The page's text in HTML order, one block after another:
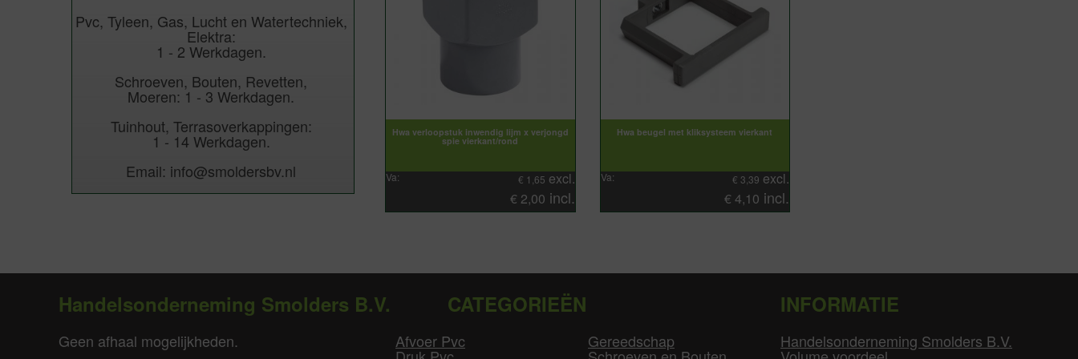
Pvc, Tyleen, Gas, Lucht en Watertechniek,
Elektra:
1 - 2 Werkdagen.
Schroeven, Bouten, Revetten,
Moeren: 1 - 3 Werkdagen.
Tuinhout, Terrasoverkappingen:
1 - 14 Werkdagen.
Email: info@smoldersbv.nl
Hwa verloopstuk inwendig lijm x verjongd
spie vierkant/rond
Va: € 1,65 excl.
€ 2,00 incl.
Hwa beugel met kliksysteem vierkant
Va: € 3,39 excl.
€4,10 incl.
Handelsonderneming Smolders B.V.
Geen afhaal mogelijkheden.
CATEGORIEËN
Afvoer Pvc Gereedschap
INFORMATIE
Handelsonderneming Smolders B.V.